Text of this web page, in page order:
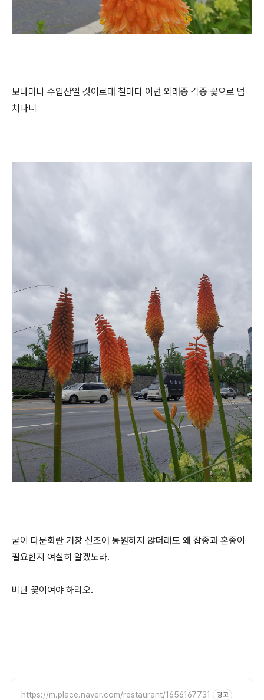
보나마나 수입산일 것이로대 철마다 이런 외래종 각종 꽃으로 넘
쳐나니
굳이 다문화란 거창 신조어 동원하지 않더래도 왜 잡종과 혼종이
필요한지 여실히 알겠노라.
비단 꽃이여야 하리오.
https://m.place.naver.com/restaurant/1656167731 광고